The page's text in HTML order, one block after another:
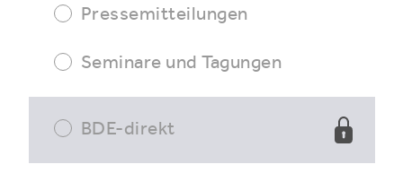
Pressemitteilungen
Seminare und Tagungen
BDE-direkt